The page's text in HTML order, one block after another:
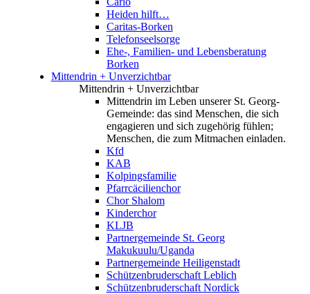
Heiden hilft…
Caritas-Borken
Telefonseelsorge
Ehe-, Familien- und Lebensberatung
Borken
Mittendrin + Unverzichtbar
Mittendrin + Unverzichtbar
Mittendrin im Leben unserer St. Georg-
Gemeinde: das sind Menschen, die sich
engagieren und sich zugehörig fühlen;
Menschen, die zum Mitmachen einladen.
Kfd
KAB
Kolpingsfamilie
Pfarrcäcilienchor
Chor Shalom
Kinderchor
KLJB
Partnergemeinde St. Georg
Makukuulu/Uganda
Partnergemeinde Heiligenstadt
Schützenbruderschaft Leblich
Schützenbruderschaft Nordick